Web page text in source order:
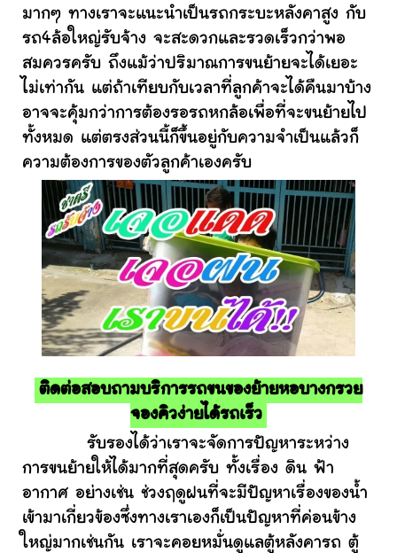
มากๆ ทางเราจะแนะนำเป็นรถกระบะหลังคาสูง กับ
รถ4ล้อใหญ่รับจ้าง จะสะดวกและรวดเร็วกว่าพอ
สมควรครับ ถึงแม้ว่าปริมาณการขนย้ายจะได้เยอะ
ไม่เท่ากัน แต่ถ้าเทียบกับเวลาที่ลูกค้าจะได้คืนมาบ้าง
อาจจะคุ้มกว่าการต้องรอรถหกล้อเพื่อที่จะขนย้ายไป
ทั้งหมด แต่ตรงส่วนนี้ก็ขึ้นอยู่กับความจำเป็นแล้วก็
ความต้องการของตัวลูกค้าเองครับ
ติดต่อสอบถามบริการรถขนของย้ายหอบางกรวย
จองคิวง่ายได้รถเร็ว
รับรองได้ว่าเราจะจัดการปัญหาระหว่าง
การขนย้ายให้ได้มากที่สุดครับ ทั้งเรื่อง ดิน ฟ้า
อากาศ อย่างเช่น ช่วงฤดูฝนที่จะมีปัญหาเรื่องของน้ำ
เข้ามาเกี่ยวข้องซึ่งทางเราเองก็เป็นปัญหาที่ค่อนข้าง
ใหญ่มากเช่นกัน เราจะคอยหมั่นดูแลตู้หลังคารถ ตู้